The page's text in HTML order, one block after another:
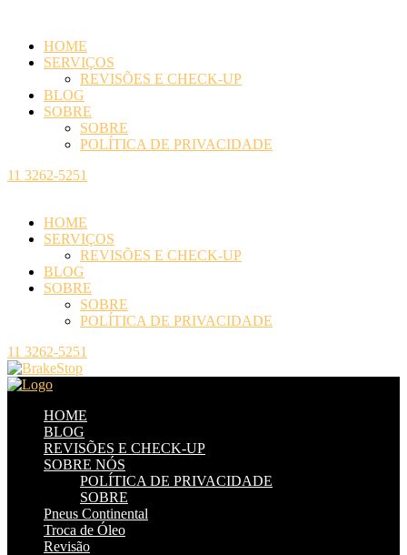
HOME
SERVIÇOS
REVISÕES E CHECK-UP
BLOG
SOBRE
SOBRE
POLÍTICA DE PRIVACIDADE
11 3262-5251
HOME
SERVIÇOS
REVISÕES E CHECK-UP
BLOG
SOBRE
SOBRE
POLÍTICA DE PRIVACIDADE
11 3262-5251
HOME
BLOG
REVISÕES E CHECK-UP
SOBRE NÓS
POLÍTICA DE PRIVACIDADE
SOBRE
Pneus Continental
Troca de Óleo
Revisão